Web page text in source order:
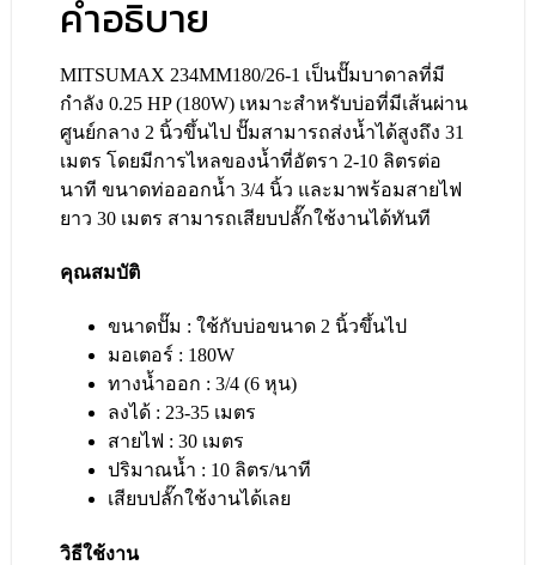
คำอธิบาย
MITSUMAX 234MM180/26-1 เป็นปั๊มบาดาลที่มี
กำลัง 0.25 HP (180W) เหมาะสำหรับบ่อที่มีเส้นผ่าน
ศูนย์กลาง 2 นิ้วขึ้นไป ปั๊มสามารถส่งน้ำได้สูงถึง 31
เมตร โดยมีการไหลของน้ำที่อัตรา 2-10 ลิตรต่อ
นาที ขนาดท่อออกน้ำ 3/4 นิ้ว และมาพร้อมสายไฟ
ยาว 30 เมตร สามารถเสียบปลั๊กใช้งานได้ทันที
คุณสมบัติ
ขนาดปั๊ม : ใช้กับบ่อขนาด 2 นิ้วขึ้นไป
มอเตอร์ : 180W
ทางน้ำออก : 3/4 (6 หุน)
ลงได้ : 23-35 เมตร
สายไฟ : 30 เมตร
ปริมาณน้ำ : 10 ลิตร/นาที
เสียบปลั๊กใช้งานได้เลย
วิธีใช้งาน